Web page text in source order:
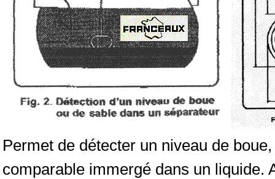
Permet de détecter un niveau de
comparable immergé dans un liquide.